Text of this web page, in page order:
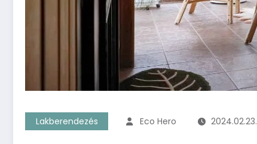
Lakberendezés Eco Hero 2024.02.23.